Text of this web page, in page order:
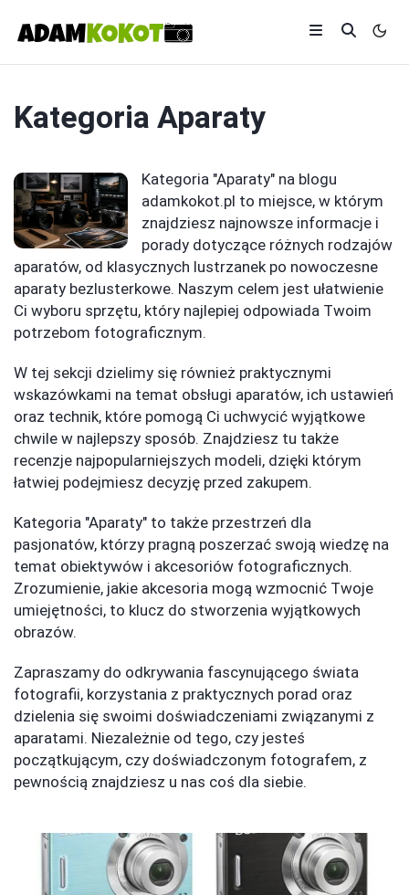
Kategoria Aparaty
Kategoria "Aparaty" na blogu
adamkokot.pl to miejsce, w którym
znajdziesz najnowsze informacje i
porady dotyczące różnych rodzajów
aparatów, od klasycznych lustrzanek po nowoczesne
aparaty bezlusterkowe. Naszym celem jest ułatwienie
Ci wyboru sprzętu, który najlepiej odpowiada Twoim
potrzebom fotograficznym.
W tej sekcji dzielimy się również praktycznymi
wskazówkami na temat obsługi aparatów, ich ustawień
oraz technik, które pomogą Ci uchwycić wyjątkowe
chwile w najlepszy sposób. Znajdziesz tu także
recenzje najpopularniejszych modeli, dzięki którym
łatwiej podejmiesz decyzję przed zakupem.
Kategoria "Aparaty" to także przestrzeń dla
pasjonatów, którzy pragną poszerzać swoją wiedzę na
temat obiektywów i akcesoriów fotograficznych.
Zrozumienie, jakie akcesoria mogą wzmocnić Twoje
umiejętności, to klucz do stworzenia wyjątkowych
obrazów.
Zapraszamy do odkrywania fascynującego świata
fotografii, korzystania z praktycznych porad oraz
dzielenia się swoimi doświadczeniami związanymi z
aparatami. Niezależnie od tego, czy jesteś
początkującym, czy doświadczonym fotografem, z
pewnością znajdziesz u nas coś dla siebie.